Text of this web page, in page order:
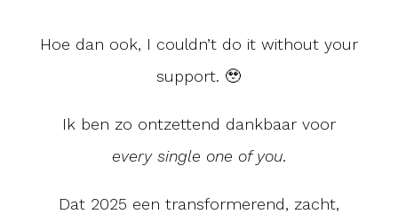
Hoe dan ook, I couldn’t do it without your
support. 🥹
Ik ben zo ontzettend dankbaar voor
every single one of you.
Dat 2025 een transformerend, zacht,